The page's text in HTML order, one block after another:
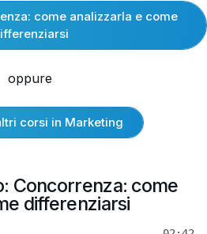
come analizzarla e come
oppure
corsi in Marketing
Concorrenza: come
differenziarsi